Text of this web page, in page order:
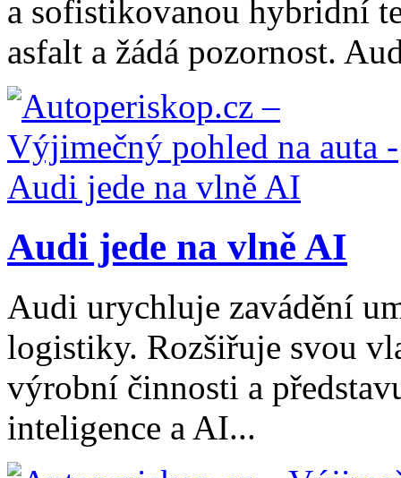
a sofistikovanou hybridní
asfalt a žádá pozornost.
Audi jede na vlně AI
Audi urychluje zavádění
logistiky. Rozšiřuje svou
výrobní činnosti a
inteligence a AI...